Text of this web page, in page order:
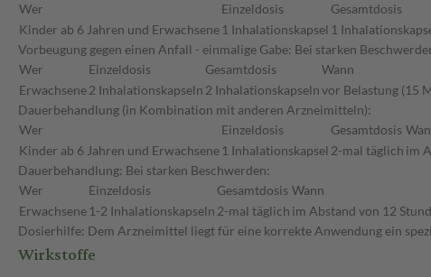
Wer
Einzeldosis Gesamtdosis
Kinder ab 6 Jahren und Erwachsene 1 Inhalationskapsel 1
Vorbeugung gegen einen Anfall - einmalige Gabe: Bei starken
Wer
Einzeldosis Gesamtdosis
Wann
Erwachsene2 Inhalationskapseln 2 Inhalationskapselnvor Belastung (15
Dauerbehandlung (in Kombination mit anderen Arzneimitteln):
Wer
Einzeldosis Gesamtdosis
Kinder ab 6 Jahren und Erwachsene 1 Inhalationskapsel 2-mal täglich im
Dauerbehandlung: Bei starken Beschwerden:
Wer
Einzeldosis Gesamtdosis Wann
Erwachsene 1-2 Inhalationskapseln 2-mal täglich im Abstand von 12
Dosierhilfe: Dem Arzneimittel liegt für eine korrekte Anwendung ein
Wirkstoffe